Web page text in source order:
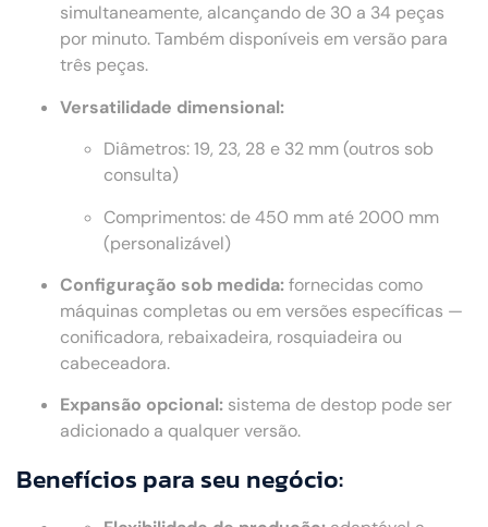
simultaneamente, alcançando de 30 a 34 peças
por minuto. Também disponíveis em versão para
três peças.
Versatilidade dimensional:
Diâmetros: 19, 23, 28 e 32 mm (outros sob
consulta)
Comprimentos: de 450 mm até 2000 mm
(personalizável)
Configuração sob medida:fornecidas como
máquinas completas ou em versões específicas —
conificadora, rebaixadeira, rosquiadeira ou
cabeceadora.
Expansão opcional: sistema de destop pode ser
adicionado a qualquer versão.
Benefícios para seu negócio: